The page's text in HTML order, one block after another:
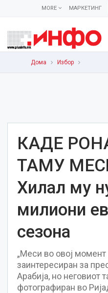
МАРКЕТИНГ
MORE
Дома Избор
КАДЕ
ТАМУ
Хилал му
милиони
сезона
„Меси во овој
заинтересиран за
Арабија, но неговиот
фотографиран во